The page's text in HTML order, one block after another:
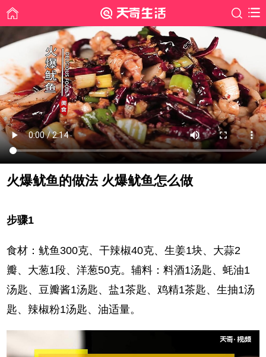
火爆鱿鱼的做法 火爆鱿鱼怎么做
步骤1
食材：鱿鱼300克、干辣椒40克、生姜1块、大蒜2
瓣、大葱1段、洋葱50克。辅料：料酒1汤匙、蚝油1
汤匙、豆瓣酱1汤匙、盐1茶匙、鸡精1茶匙、生抽1汤
匙、辣椒粉1汤匙、油适量。